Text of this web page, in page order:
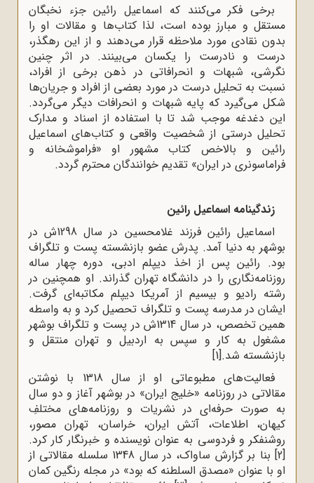
برخی فکر می‌کنند که اسماعیل رائین جزء نخبگان
مستقل و مبارز بوده است، لذا کتاب‌ها و مقالات او را
بدون نقادی مورد ملاحظه قرار می‌دهند و از این رهگذر،
درست و نادرست را یکسان می‌بینند. در اثر چنین
نگرشی، شبهات و انحرافاتی در ذهن برخی از افراد،
نسبت به تحلیل درست در مورد بعضی از افراد و جریان‌ها
شکل می‌گیرد که پایه شبهات و انحرافات دیگر می‌گردد.
این دغدغه موجب شد تا با استفاده از اسناد و مدارک
تحلیل درستی از شخصیت واقعی و کتاب‌های اسماعیل
رائین و بالاخص کتاب مشهور او «فراموشخانه و
فراماسونری در ایران» تقدیم خوانندگان محترم گردد.
زندگینامه اسماعیل رائین
اسماعیل رائین فرزند غلامحسین در سال 1298ش در
بوشهر به دنیا آمد. پدرش عضو بازنشسته پست و تلگراف
بود. رائین پس از اخذ دیپلم ادبى، دوره چهار ساله
روزنامه‌نگارى را در دانشگاه تهران گذراند. او همچنین در
رشته رادیو و بیسیم از آمریکا دیپلم مکاتبه‌ای گرفت.
ایشان در مدرسه پست و تلگراف تحصیل کرد و به واسطه
همین تخصص، در سال 1314ش در پست و تلگراف بوشهر
مشغول به کار و سپس به اردبیل و تهران منتقل و
بازنشسته شد.[1]
فعالیت‌های مطبوعاتى او از سال 1318 با نوشتن
مقالاتى در روزنامه «خلیج ایران» در بوشهر آغاز و دو سال
به صورت حرفه‌اى در نشریات و روزنامه‌هاى مختلفِ
کیهان، اطلاعات، آتش ایران، خراسان، تهران مصور،
روشنفکر و فردوسى به عنوان نویسنده و خبرنگار کار کرد.
[2]
بنا بر گزارش ساواک، در سال 1348 سلسله مقالاتی از
او با عنوان «مصدق السلطنه که بود» در مجله رنگین کمان